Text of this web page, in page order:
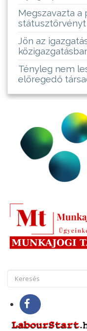
Megszavazta a
státusztörvényt
Jön az
Tényleg nem
elöregedő